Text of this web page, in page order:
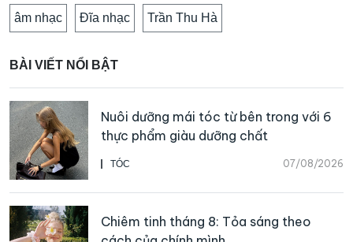
âm nhạc Đĩa nhạc Trần Thu Hà
BÀI VIẾT NỔI BẬT
TÓC 07/08/2026
Nuôi dưỡng mái tóc từ bên trong với 6
thực phẩm giàu dưỡng chất
Chiêm tinh tháng 8: Tỏa sáng theo